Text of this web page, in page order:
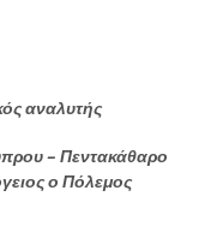
αναλυτής
– Πεντακάθαρο
ο Πόλεμος